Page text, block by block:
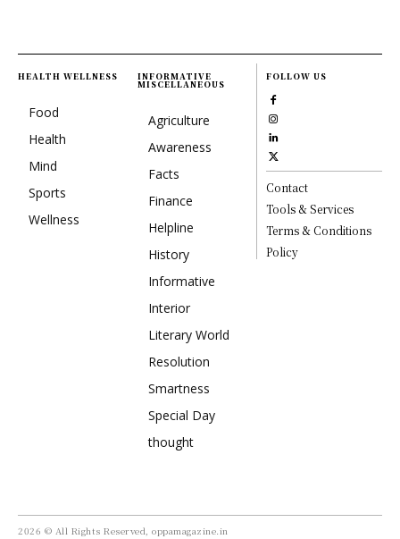
HEALTH WELLNESS
Food
Health
Mind
Sports
Wellness
INFORMATIVE
MISCELLANEOUS
Agriculture
Awareness
Facts
Finance
Helpline
History
Informative
Interior
Literary World
Resolution
Smartness
Special Day
thought
FOLLOW US
Contact
Tools & Services
Terms & Conditions
Policy
2026 © All Rights Reserved, oppamagazine.in